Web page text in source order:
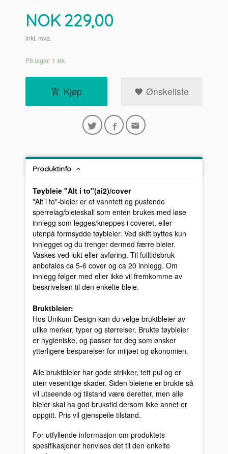
Pris
NOK 229,00
inkl. mva.
På lager: 1 stk.
Kjøp Ønskeliste
Produktinfo
Tøybleie "Alt i to"(ai2)/cover
"Alt i to"-bleier er et vanntett og pustende
sperrelag/bleieskall som enten brukes med løse
innlegg som legges/kneppes i coveret, eller
utenpå formsydde tøybleier. Ved skift byttes kun
innlegget og du trenger dermed færre bleier.
Vaskes ved lukt eller avføring. Til fulltidsbruk
anbefales ca 5-6 cover og ca 20 innlegg. Om
innlegg følger med eller ikke vil fremkomme av
beskrivelsen til den enkelte bleie.
Bruktbleier:
Hos Unikum Design kan du velge bruktbleier av
ulike merker, typer og størrelser. Brukte tøybleier
er hygieniske, og passer for deg som ønsker
ytterligere besparelser for miljøet og økonomien.
Alle bruktbleier har gode strikker, tett pul og er
uten vesentlige skader. Siden bleiene er brukte så
vil utseende og tilstand være deretter, men alle
bleier skal ha god brukstid dersom ikke annet er
oppgitt. Pris vil gjenspeile tilstand.
For utfyllende informasjon om produktets
spesifikasjoner henvises det til den enkelte